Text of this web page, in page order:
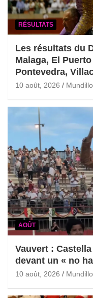
RÉSULTATS
Les résultats du
Malaga, El
Pontevedra,
10 août, 2026
AOÛT
Vauvert :
devant un « no
10 août, 2026